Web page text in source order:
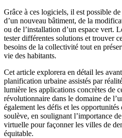
Grâce à ces logiciels, il est possible
d’un nouveau bâtiment, de la
ou de l’installation d’un espace vert.
tester différentes solutions et trouver
besoins de la collectivité tout en
vie des habitants.
Cet article explorera en détail les
planification urbaine assistés par
lumière les applications concrètes de
révolutionnaire dans le domaine de
également les défis et les
soulève, en soulignant l’importance
virtuelle pour façonner les villes de
équitable.